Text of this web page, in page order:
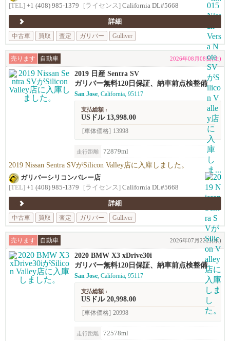
[TEL] +1 (408) 985-1379 [ライセンス] California DL#5668
詳細
中古車
買取 査定 ガリバー Gulliver
売ります 自動車 2026年08月08日(土)
2019 日産 Sentra SV
ガリバー無料120日保証、納車前点検整備
San Jose, California, 95117
支払総額 :
USドル 13,998.00
[車体価格] 13998
走行距離 72879ml
2019 Nissan Sentra SVがSilicon Valley店に入庫しました。
ガリバーシリコンバレー店
[TEL] +1 (408) 985-1379 [ライセンス] California DL#5668
詳細
中古車
買取 査定 ガリバー Gulliver
売ります 自動車 2026年07月22日(水)
2020 BMW X3 xDrive30i
ガリバー無料120日保証、納車前点検整備
San Jose, California, 95117
支払総額 :
USドル 20,998.00
[車体価格] 20998
走行距離 72578ml